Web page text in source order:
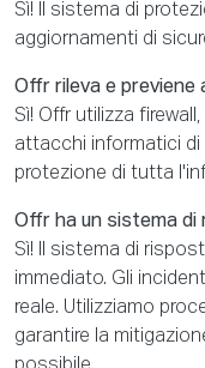
Sì! Il sistema di
aggiornamenti di
Offr rileva e
Sì! Offr utilizza
attacchi informatici
protezione di tutta
Offr ha un sistema
Sì! Il sistema di
immediato. Gli
reale. Utilizziamo
garantire la